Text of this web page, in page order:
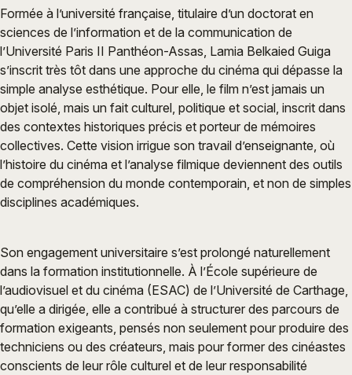
Formée à l’université française, titulaire d’un doctorat en
sciences de l’information et de la communication de
l’Université Paris II Panthéon-Assas, Lamia Belkaied Guiga
s’inscrit très tôt dans une approche du cinéma qui dépasse la
simple analyse esthétique. Pour elle, le film n’est jamais un
objet isolé, mais un fait culturel, politique et social, inscrit dans
des contextes historiques précis et porteur de mémoires
collectives. Cette vision irrigue son travail d’enseignante, où
l’histoire du cinéma et l’analyse filmique deviennent des outils
de compréhension du monde contemporain, et non de simples
disciplines académiques.
Son engagement universitaire s’est prolongé naturellement
dans la formation institutionnelle. À l’École supérieure de
l’audiovisuel et du cinéma (ESAC) de l’Université de Carthage,
qu’elle a dirigée, elle a contribué à structurer des parcours de
formation exigeants, pensés non seulement pour produire des
techniciens ou des créateurs, mais pour former des cinéastes
conscients de leur rôle culturel et de leur responsabilité